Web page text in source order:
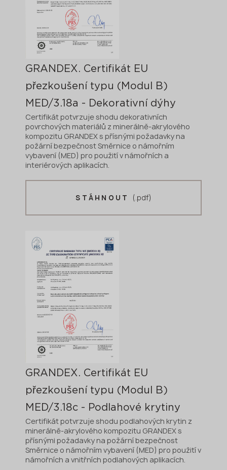
GRANDEX. Certifikát EU
přezkoušení typu (Modul B)
MED/3.18a - Dekorativní dýhy
Certifikát potvrzuje shodu dekorativních
povrchových materiálů z minerálně-akrylového
kompozitu GRANDEX s přísnými požadavky na
požární bezpečnost Směrnice o námořním
vybavení (MED) pro použití v námořních a
interiérových aplikacích.
STÁHNOUT (.pdf)
GRANDEX. Certifikát EU
přezkoušení typu (Modul B)
MED/3.18c - Podlahové krytiny
Certifikát potvrzuje shodu podlahových krytin z
minerálně-akrylového kompozitu GRANDEX s
přísnými požadavky na požární bezpečnost
Směrnice o námořním vybavení (MED) pro použití v
námořních a vnitřních podlahových aplikacích.